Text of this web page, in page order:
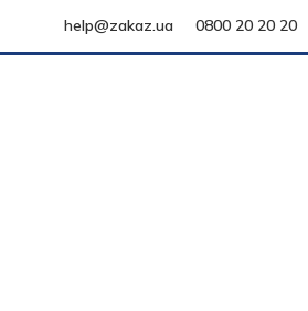
help@zakaz.ua 0800 20 20 20